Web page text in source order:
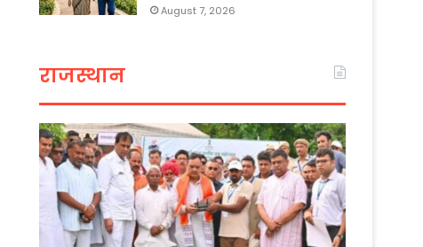
August 7, 2026
राजस्थान